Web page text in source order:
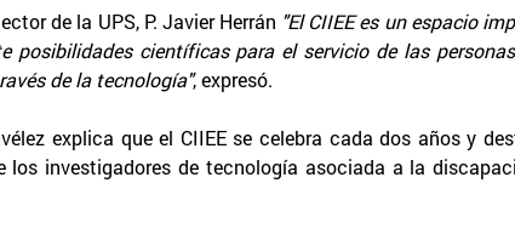
de la UPS, P. Javier Herrán "El CIIEE es un espacio
posibilidades científicas para el servicio de las
de la tecnología", expresó.
explica que el CIIEE se celebra cada dos años y
investigadores de tecnología asociada a la